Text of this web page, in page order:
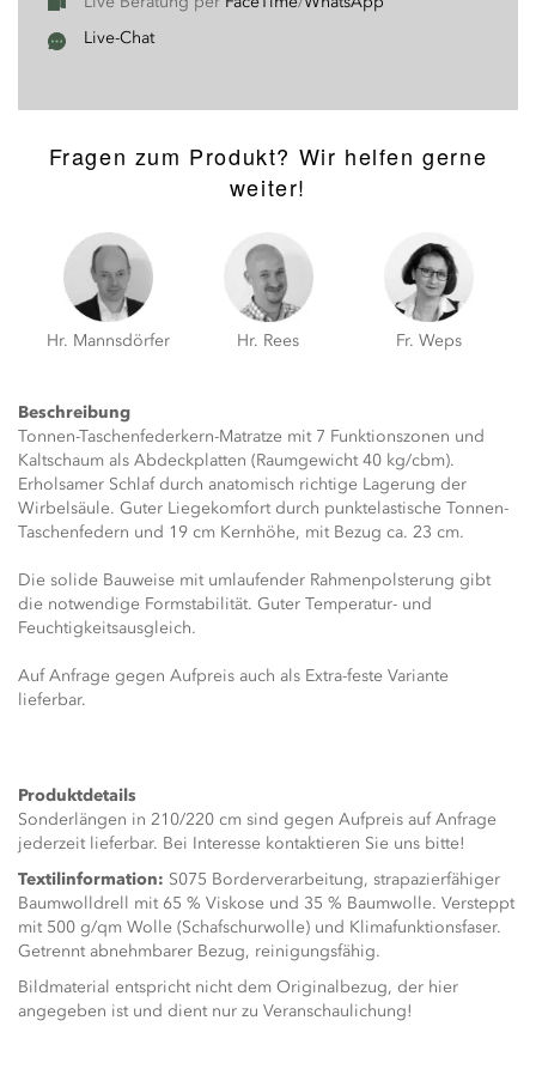
Live-Chat
Fragen zum Produkt? Wir helfen gerne
weiter!
Hr. Mannsdörfer Hr. Rees Fr. Weps
Beschreibung
Tonnen-Taschenfederkern-Matratze mit 7 Funktionszonen und
Kaltschaum als Abdeckplatten (Raumgewicht 40 kg/cbm).
Erholsamer Schlaf durch anatomisch richtige Lagerung der
Wirbelsäule. Guter Liegekomfort durch punktelastische Tonnen-
Taschenfedern und 19 cm Kernhöhe, mit Bezug ca. 23 cm.
Die solide Bauweise mit umlaufender Rahmenpolsterung gibt
die notwendige Formstabilität. Guter Temperatur- und
Feuchtigkeitsausgleich.
Auf Anfrage gegen Aufpreis auch als Extra-feste Variante
lieferbar.
Produktdetails
Sonderlängen in 210/220 cm sind gegen Aufpreis auf Anfrage
jederzeit lieferbar. Bei Interesse kontaktieren Sie uns bitte!
Textilinformation: S075 Borderverarbeitung, strapazierfähiger
Baumwolldrell mit 65 % Viskose und 35 % Baumwolle. Versteppt
mit 500 g/qm Wolle (Schafschurwolle) und Klimafunktionsfaser.
Getrennt abnehmbarer Bezug, reinigungsfähig.
Bildmaterial entspricht nicht dem Originalbezug, der hier
angegeben ist und dient nur zu Veranschaulichung!